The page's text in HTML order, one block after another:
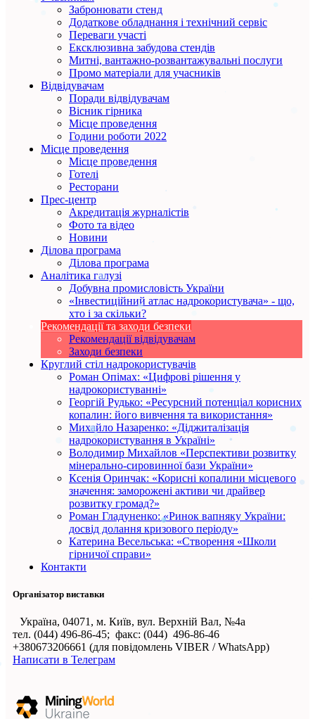
Забронювати стенд
Додаткове обладнання і технічний сервіс
Переваги участі
Ексклюзивна забудова стендів
Митні, вантажно-розвантажувальні послуги
Промо матеріали для учасників
Відвідувачам
Поради відвідувачам
Вісник гірника
Місце проведення
Години роботи 2022
Місце проведення
Місце проведення
Готелі
Ресторани
Прес-центр
Акредитація журналістів
Фото та відео
Новини
Ділова програма
Ділова програма
Аналітика галузі
Добувна промисловість України
«Інвестиційний атлас надрокористувача» - що,
хто і за скільки?
Рекомендації та заходи безпеки
Рекомендації відвідувачам
Заходи безпеки
Круглий стіл надрокористувачів
Роман Опімах: «Цифрові рішення у
надрокористуванні»
Георгій Рудько: «Ресурсний потенціал корисних
копалин: його вивчення та використання»
Михайло Назаренко: «Діджиталізація
надрокористування в Україні»
Володимир Михайлов «Перспективи розвитку
мінерально-сировинної бази України»
Ксенія Оринчак: «Корисні копалини місцевого
значення: заморожені активи чи драйвер
розвитку громад?»
Роман Гладуненко: «Ринок вапняку України:
досвід долання кризового періоду»
Катерина Весельська: «Створення «Школи
гірничої справи»
Контакти
Організатор виставки
Україна, 04071, м. Київ, вул. Верхній Вал, №4а
тел. (044) 496-86-45; факс: (044) 496-86-46
+380673206661 (для повідомлень VIBER / WhatsApp)
Написати в Телеграм